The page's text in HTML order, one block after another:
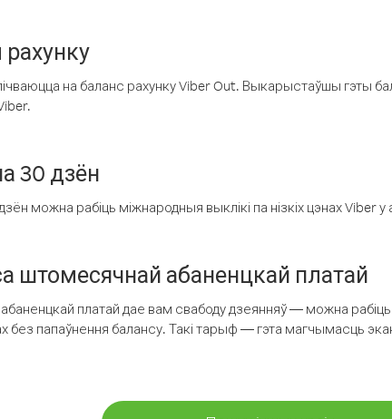
на баланс рахунку Viber Out. Выкарыстаўшы гэты
30 дзён
можна рабіць міжнародныя выклікі па нізкіх цэнах Viber у
абаненцкай платай
платай дае вам свабоду дзеянняў — можна рабіць
без папаўнення балансу. Такі тарыф — гэта магчымасць